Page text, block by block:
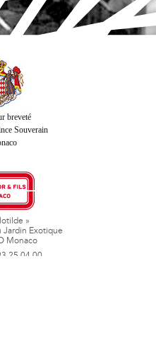
breveté
Souverain
»
Jardin Exotique
Monaco
25 04 00